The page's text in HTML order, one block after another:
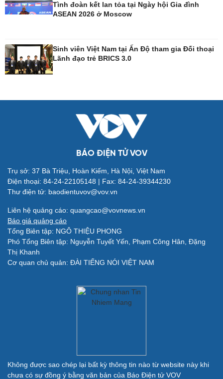
Giải trí
Nghệ sĩ
Du lịch
Quân sự - Quốc phòng
Vũ khí
Tình đoàn kết lan tỏa tại Ngày hội Gia đình
ASEAN 2026 ở Moscow
Sinh viên Việt Nam tại Ấn Độ tham gia Đối thoại
Lãnh đạo trẻ BRICS 3.0
BÁO ĐIỆN TỬ VOV
Trụ sở: 37 Bà Triệu, Hoàn Kiếm, Hà Nội, Việt Nam
Điện thoại: 84-24-22105148 | Fax: 84-24-39344230
Thư điện tử: baodientuvov@vov.vn
Liên hệ quảng cáo: quangcao@vovnews.vn
Báo giá quảng cáo
Tổng Biên tập: NGÔ THIỆU PHONG
Phó Tổng Biên tập: Nguyễn Tuyết Yến, Phạm Công Hân, Đặng
Thị Khanh
Cơ quan chủ quản: ĐÀI TIẾNG NÓI VIỆT NAM
Không được sao chép lại bất kỳ thông tin nào từ website này khi
chưa có sự đồng ý bằng văn bản của Báo Điện tử VOV